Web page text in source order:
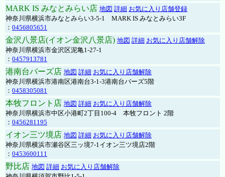
MARK IS みなとみらい店 地図 詳細 お気に入り店舗登録
神奈川県横浜市みなとみらい3-5-1 MARK IS みなとみらい3F
： 0456805651
金沢八景店(イオン金沢八景店) 地図 詳細 お気に入り店舗解除
神奈川県横浜市金沢区泥亀1-27-1
： 0457913781
港南台バーズ店 地図 詳細 お気に入り店舗解除
神奈川県横浜市港南区港南台3-1-3港南台バーズ5階
： 0458305081
本牧フロント店 地図 詳細 お気に入り店舗解除
神奈川県横浜市中区小港町2丁目100-4 本牧フロント 2階
： 0456281195
イオン三ツ境店 地図 詳細 お気に入り店舗解除
神奈川県横浜市瀬谷区三ッ境7-1イオン三ツ境店2階
： 0453600111
野比店 地図 詳細 お気に入り店舗解除